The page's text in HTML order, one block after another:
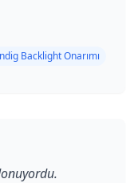
Backlight Onarımı